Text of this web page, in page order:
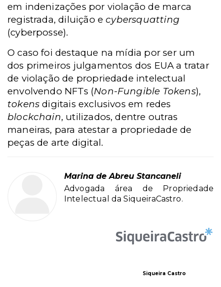
em indenizações por violação de marca
registrada, diluição ecybersquatting
(cyberposse).
O caso foi destaque na mídia por ser um
dos primeiros julgamentos dos EUA a tratar
de violação de propriedade intelectual
envolvendo NFTs (Non-Fungible Tokens),
tokens digitais exclusivos em redes
blockchain, utilizados, dentre outras
maneiras, para atestar a propriedade de
peças de arte digital.
Marina de Abreu Stancaneli
Advogada área de Propriedade
Intelectual da SiqueiraCastro.
Siqueira Castro